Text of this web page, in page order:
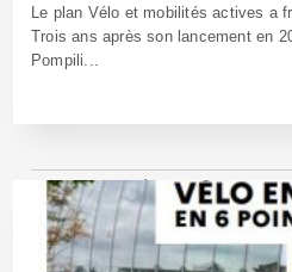
Le plan Vélo et mobilités actives a
Trois ans après son lancement en
Pompili...
16 Sep 2021 - Réf: BW40887